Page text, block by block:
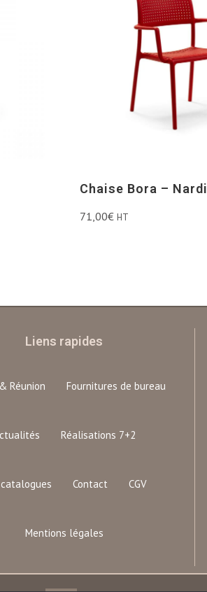
Chaise Bora – Nardi
71,00€ HT
Liens rapides
Réunion Fournitures de bureau
Réalisations 7+2
Contact CGV
Mentions légales